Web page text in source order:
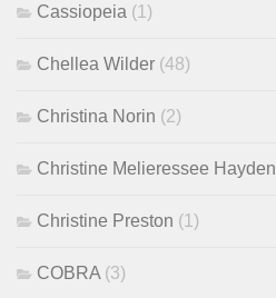
Cassiopeia (1)
Chellea Wilder (48)
Christina Norin (2)
Christine Melieressee Hayden
Christine Preston (1)
COBRA (3)